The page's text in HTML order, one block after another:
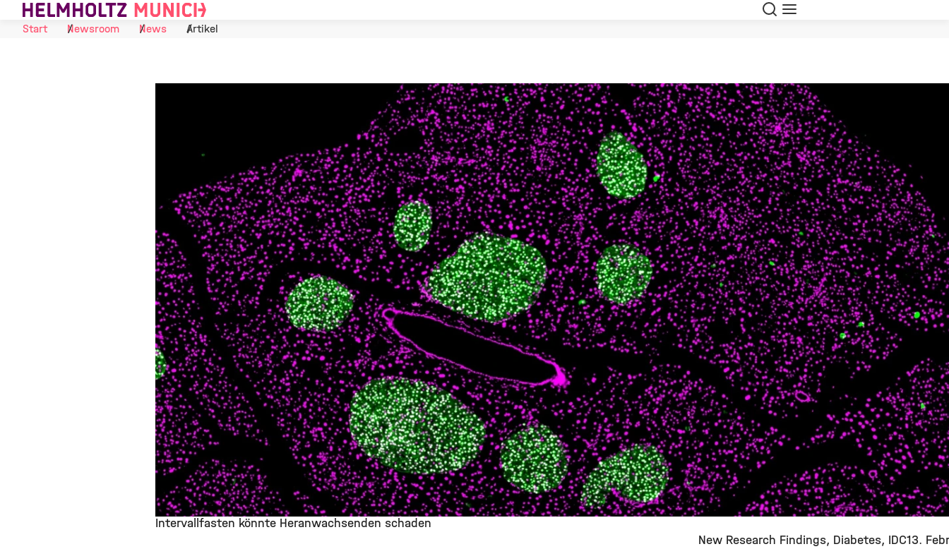
Skip to Content SucheNavigation
Start
Newsroom News Artikel
Intervallfasten könnte Heranwachsenden schaden
New Research Findings Diabetes IDC13.